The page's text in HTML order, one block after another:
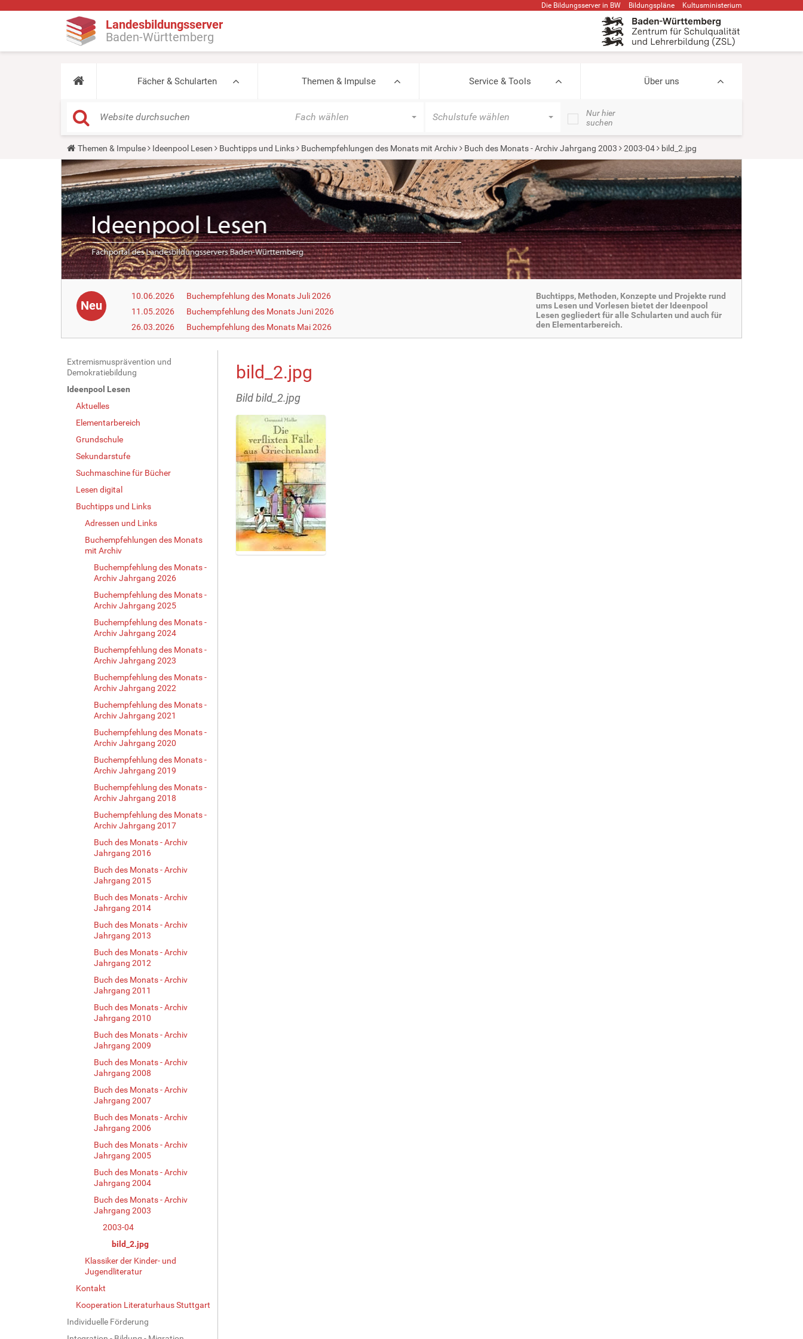
Die Bildungsserver in BW Bildungspläne Kultusministerium
Landesbildungsserver
Baden-Württemberg
Fächer & Schularten Themen & Impulse Service & Tools Über uns
Fach wählen Schulstufe wählen
Nur hier
suchen
Y
o
u
a
r
e
h
e
:
Themen & Impulse Ideenpool Lesen Buchtipps und Links Buchempfehlungen des Monats mit Archiv Buch des Monats - Archiv Jahrgang 2003 2003-04 bild_2.jpg
Neu
10.06.2026
Buchempfehlung des Monats Juli 2026
11.05.2026
Buchempfehlung des Monats Juni 2026
26.03.2026
Buchempfehlung des Monats Mai 2026
Buchtipps, Methoden, Konzepte und Projekte rund
ums Lesen und Vorlesen bietet der Ideenpool
Lesen gegliedert für alle Schularten und auch für
den Elementarbereich.
N
a
v
Extremismusprävention und
Demokratiebildung
Ideenpool Lesen
Aktuelles
Elementarbereich
Grundschule
Sekundarstufe
Suchmaschine für Bücher
Lesen digital
Buchtipps und Links
Adressen und Links
Buchempfehlungen des Monats
mit Archiv
Buchempfehlung des Monats -
Archiv Jahrgang 2026
Buchempfehlung des Monats -
Archiv Jahrgang 2025
Buchempfehlung des Monats -
Archiv Jahrgang 2024
Buchempfehlung des Monats -
Archiv Jahrgang 2023
Buchempfehlung des Monats -
Archiv Jahrgang 2022
Buchempfehlung des Monats -
Archiv Jahrgang 2021
Buchempfehlung des Monats -
Archiv Jahrgang 2020
Buchempfehlung des Monats -
Archiv Jahrgang 2019
Buchempfehlung des Monats -
Archiv Jahrgang 2018
Buchempfehlung des Monats -
Archiv Jahrgang 2017
Buch des Monats - Archiv
Jahrgang 2016
Buch des Monats - Archiv
Jahrgang 2015
Buch des Monats - Archiv
Jahrgang 2014
Buch des Monats - Archiv
Jahrgang 2013
Buch des Monats - Archiv
Jahrgang 2012
Buch des Monats - Archiv
Jahrgang 2011
Buch des Monats - Archiv
Jahrgang 2010
Buch des Monats - Archiv
Jahrgang 2009
Buch des Monats - Archiv
Jahrgang 2008
Buch des Monats - Archiv
Jahrgang 2007
Buch des Monats - Archiv
Jahrgang 2006
Buch des Monats - Archiv
Jahrgang 2005
Buch des Monats - Archiv
Jahrgang 2004
Buch des Monats - Archiv
Jahrgang 2003
2003-04
bild_2.jpg
Klassiker der Kinder- und
Jugendliteratur
Kontakt
Kooperation Literaturhaus Stuttgart
Individuelle Förderung
bild_2.jpg
Bild bild_2.jpg